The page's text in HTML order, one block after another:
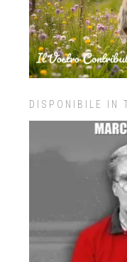
DISPONIBILE IN